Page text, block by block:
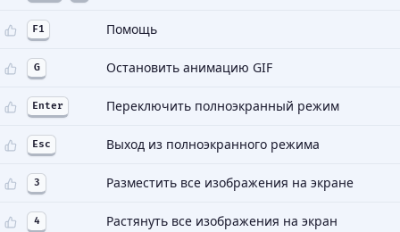
F1 Помощь
G Остановить анимацию GIF
Enter Переключить полноэкранный режим
Esc Выход из полноэкранного режима
3 Разместить все изображения на экране
4 Растянуть все изображения на экран